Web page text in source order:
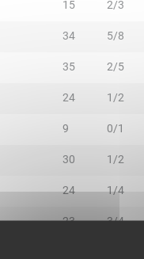
15 2/3
34 5/8
35 2/5
24 1/2
9 0/1
30 1/2
24 1/4
23 3/4